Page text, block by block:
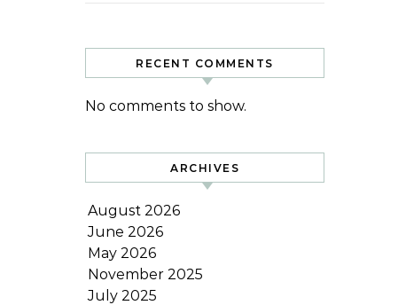
RECENT COMMENTS
No comments to show.
ARCHIVES
August 2026
June 2026
May 2026
November 2025
July 2025